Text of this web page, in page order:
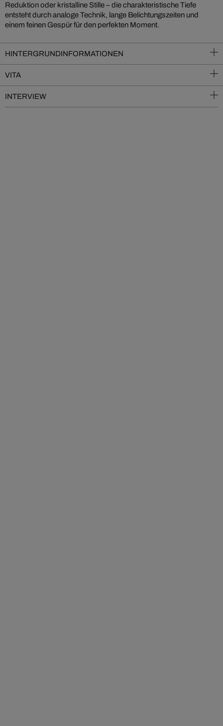
Reduktion oder kristalline Stille – die charakteristische Tiefe
entsteht durch analoge Technik, lange Belichtungszeiten und
einem feinen Gespür für den perfekten Moment.
HINTERGRUNDINFORMATIONEN
VITA
INTERVIEW